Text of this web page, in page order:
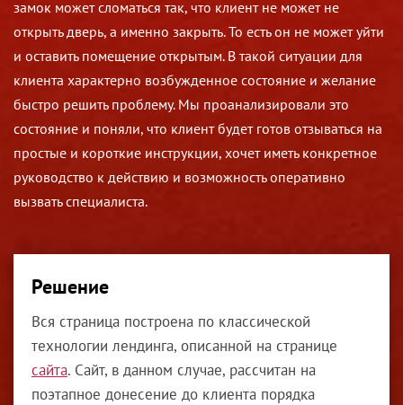
замок может сломаться так, что клиент не может не
открыть дверь, а именно закрыть. То есть он не может уйти
и оставить помещение открытым. В такой ситуации для
клиента характерно возбужденное состояние и желание
быстро решить проблему. Мы проанализировали это
состояние и поняли, что клиент будет готов отзываться на
простые и короткие инструкции, хочет иметь конкретное
руководство к действию и возможность оперативно
вызвать специалиста.
Решение
Вся страница построена по классической
технологии лендинга, описанной на странице
сайта. Сайт, в данном случае, рассчитан на
поэтапное донесение до клиента порядка